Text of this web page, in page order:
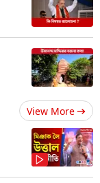
View More